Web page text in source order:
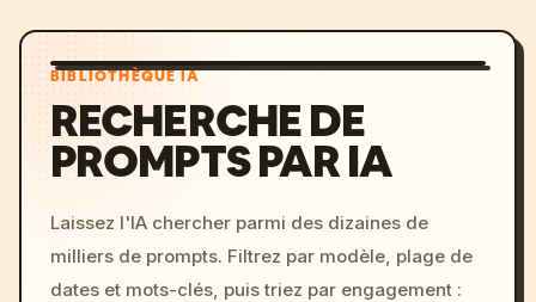
BIBLIOTHÈQUE IA
RECHERCHE DE
PROMPTS PAR IA
Laissez l'IA chercher parmi des dizaines de
milliers de prompts. Filtrez par modèle, plage de
dates et mots-clés, puis triez par engagement :